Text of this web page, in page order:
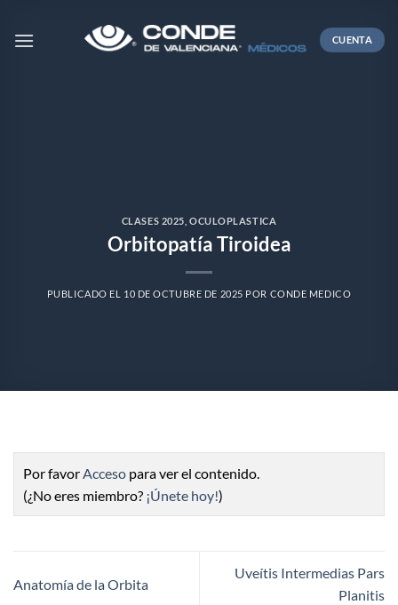
CUENTA
CLASES 2025 OCULOPLASTICA
Orbitopatía Tiroidea
PUBLICADO EL 10 DE OCTUBRE DE 2025 POR CONDE MEDICO
Por favorAcceso para ver el contenido.
(¿No eres miembro? ¡Únete hoy!)
Anatomía de la Orbita
Uveítis Intermedias Pars
Planitis